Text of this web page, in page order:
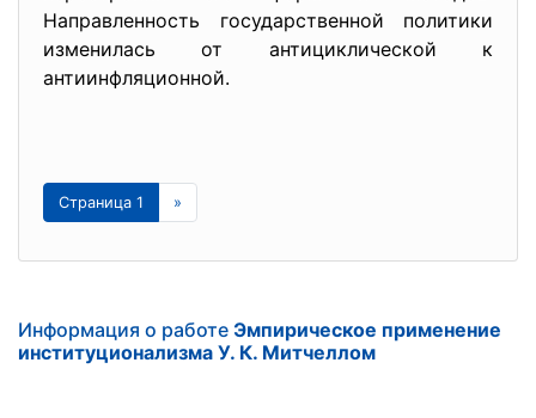
Направленность государственной политики
изменилась от антициклической к
антиинфляционной.
Страница 1 »
Информация о работе Эмпирическое применение
институционализма У. К. Митчеллом